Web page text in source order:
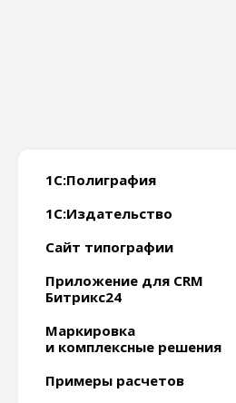
1С:Полиграфия
1С:Издательство
Сайт типографии
Приложение для CRM
Битрикс24
Маркировка
и комплексные решения
Примеры расчетов